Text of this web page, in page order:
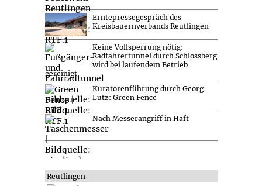
Erntepressegespräch des
Kreisbauernverbands Reutlingen
Keine Vollsperrung nötig:
Radfahrertunnel durch Schlossberg
wird bei laufendem Betrieb
gereinigt
Kuratorenführung durch Georg
Lutz: Green Fence
Nach Messerangriff in Haft
Reutlingen